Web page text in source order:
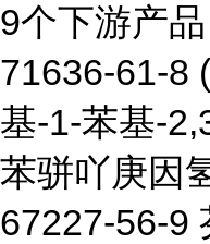
9个下游产品
71636-61-8
基-1-苯基-
苯骈吖庚因
67227-56-9